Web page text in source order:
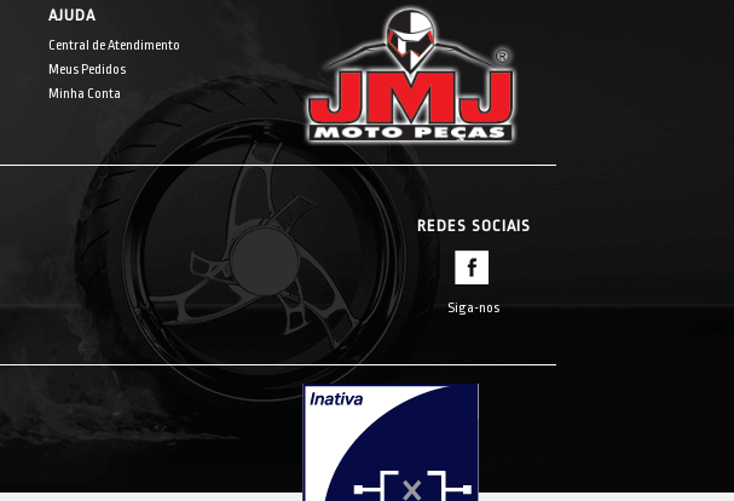
AJUDA
Central de Atendimento
Meus Pedidos
Minha Conta
REDES SOCIAIS
Siga-nos